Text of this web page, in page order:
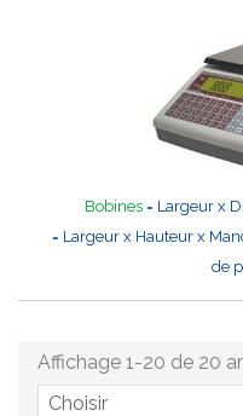
Bobines = Largeur x
= Largeur x Hauteur x
de
Choisir
Affichage 1-20 de 20